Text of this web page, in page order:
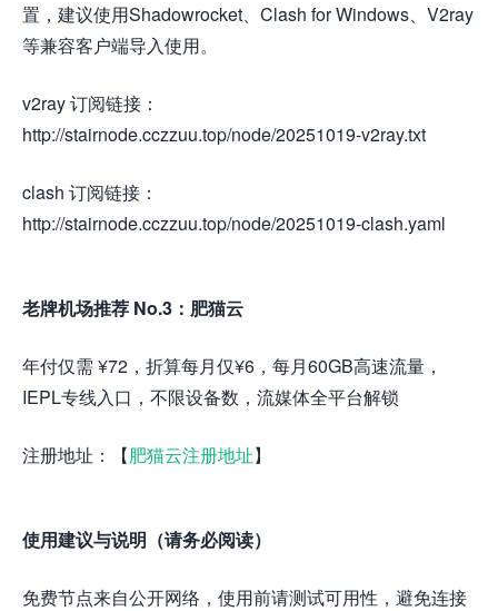
置，建议使用Shadowrocket、Clash for Windows、V2ray
等兼容客户端导入使用。
v2ray 订阅链接：
http://stairnode.cczzuu.top/node/20251019-v2ray.txt
clash 订阅链接：
http://stairnode.cczzuu.top/node/20251019-clash.yaml
老牌机场推荐 No.3：肥猫云
年付仅需 ¥72，折算每月仅¥6，每月60GB高速流量，
IEPL专线入口，不限设备数，流媒体全平台解锁
注册地址：【肥猫云注册地址】
使用建议与说明（请务必阅读）
免费节点来自公开网络，使用前请测试可用性，避免连接